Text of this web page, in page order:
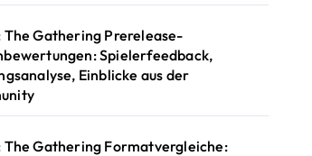
The Gathering Prerelease-
Spielerfeedback,
Einblicke aus der
The Gathering Formatvergleiche: